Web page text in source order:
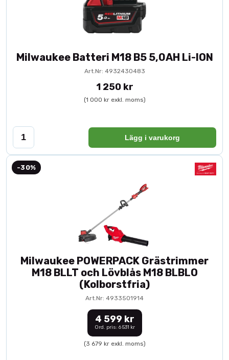
Milwaukee Batteri M18 B5 5,0AH Li-ION
Art.Nr: 4932430483
1 250 kr
(1 000 kr exkl. moms)
Lägg i varukorg
-30%
Milwaukee POWERPACK Grästrimmer
M18 BLLT och Lövblås M18 BLBLO
(Kolborstfria)
Art.Nr: 4933501914
4 599 kr
Ord. pris: 6 531 kr
(3 679 kr exkl. moms)